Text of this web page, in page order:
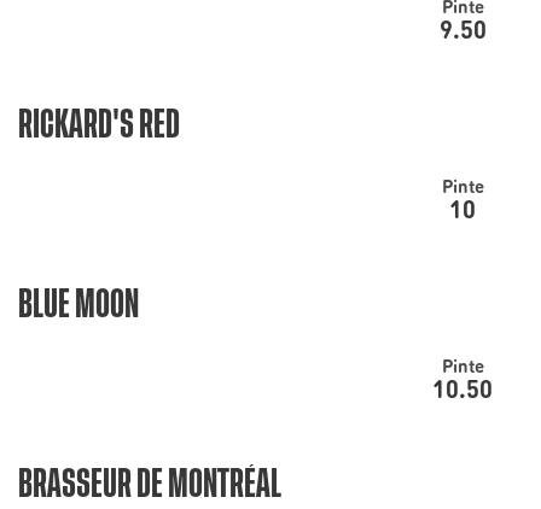
Pinte
9.50
RICKARD'S RED
Pinte
10
BLUE MOON
Pinte
10.50
BRASSEUR DE MONTRÉAL